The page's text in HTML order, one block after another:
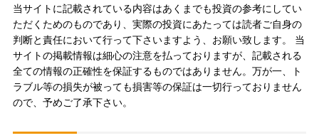
当サイトに記載されている内容はあくまでも投資の参考にしてい
ただくためのものであり、実際の投資にあたっては読者ご自身の
判断と責任において行って下さいますよう、お願い致します。 当
サイトの掲載情報は細心の注意を払っておりますが、記載される
全ての情報の正確性を保証するものではありません。万が一、ト
ラブル等の損失が被っても損害等の保証は一切行っておりません
ので、予めご了承下さい。